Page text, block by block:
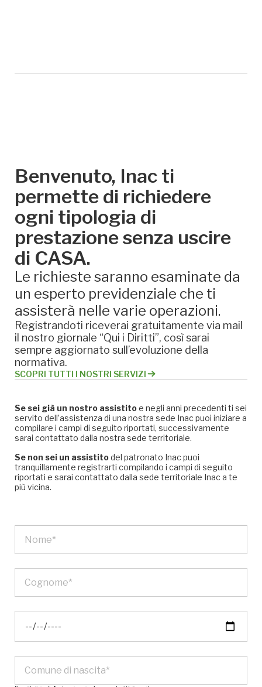
Benvenuto, Inac ti
permette di richiedere
ogni tipologia di
prestazione senza uscire
di CASA.
Le richieste saranno esaminate da
un esperto previdenziale che ti
assisterà nelle varie operazioni.
Registrandoti riceverai gratuitamente via mail
il nostro giornale “Qui i Diritti”, così sarai
sempre aggiornato sull’evoluzione della
normativa.
SCOPRI TUTTI I NOSTRI SERVIZI
Se sei già un nostro assistitoe negli anni precedenti ti sei
servito dell’assistenza di una nostra sede Inac puoi iniziare a
compilare i campi di seguito riportati, successivamente
sarai contattato dalla nostra sede territoriale.
Se non sei un assistitodel patronato Inac puoi
tranquillamente registrarti compilando i campi di seguito
riportati e sarai contattato dalla sede territoriale Inac a te
più vicina.